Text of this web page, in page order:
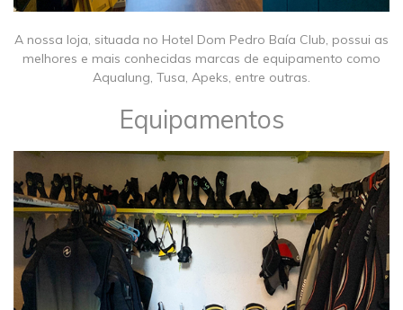
A nossa loja, situada no Hotel Dom Pedro Baía Club, possui as
melhores e mais conhecidas marcas de equipamento como
Aqualung, Tusa, Apeks, entre outras.
Equipamentos